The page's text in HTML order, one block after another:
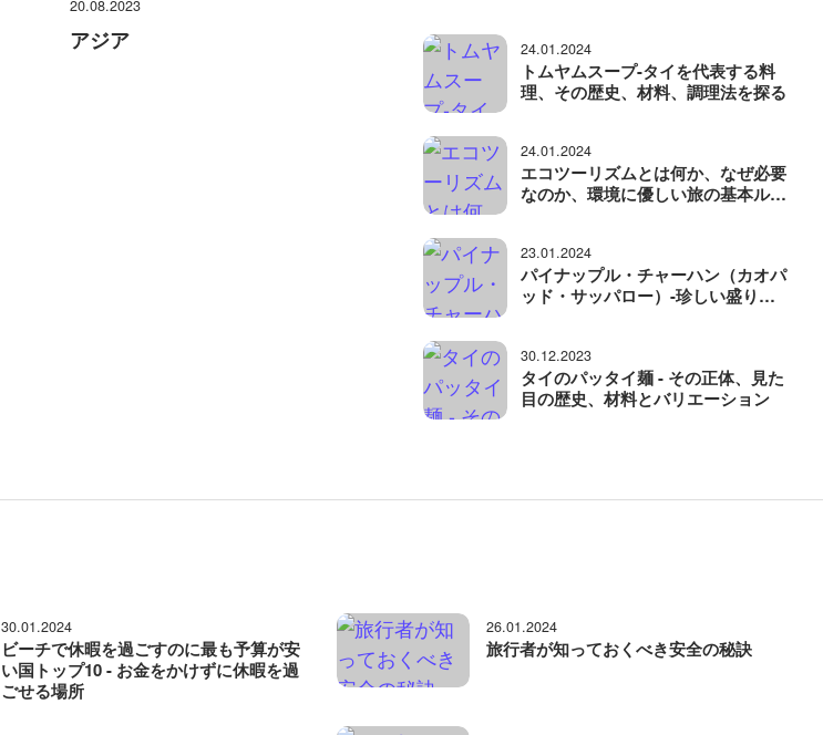
20.08.2023
アジア 24.01.2024
トムヤムスープ-タイを代表する料
理、その歴史、材料、調理法を探る
24.01.2024
エコツーリズムとは何か、なぜ必要
なのか、環境に優しい旅の基本ルー
23.01.2024
パイナップル・チャーハン（カオパ
ッド・サッパロー）-珍しい盛り付
30.12.2023
タイのパッタイ麺 - その正体、見た
目の歴史、材料とバリエーション
30.01.2024
ビーチで休暇を過ごすのに最も予算が安
い国トップ10 - お金をかけずに休暇を過
ごせる場所
26.01.2024
旅行者が知っておくべき安全の秘訣